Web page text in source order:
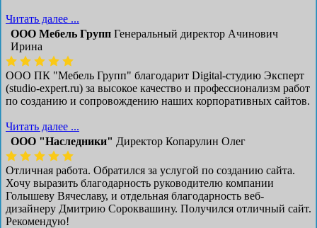
Читать далее ...
ООО Мебель Групп Генеральный директор Ачинович
Ирина
ООО ПК "Мебель Групп" благодарит Digital-студию Эксперт
(studio-expert.ru) за высокое качество и профессионализм работ
по созданию и сопровождению наших корпоративных сайтов.
Читать далее ...
ООО "Наследники" Директор Копарулин Олег
Отличная работа. Обратился за услугой по созданию сайта.
Хочу выразить благодарность руководителю компании
Голышеву Вячеславу, и отдельная благодарность веб-
дизайнеру Дмитрию Сороквашину. Получился отличный сайт.
Рекомендую!